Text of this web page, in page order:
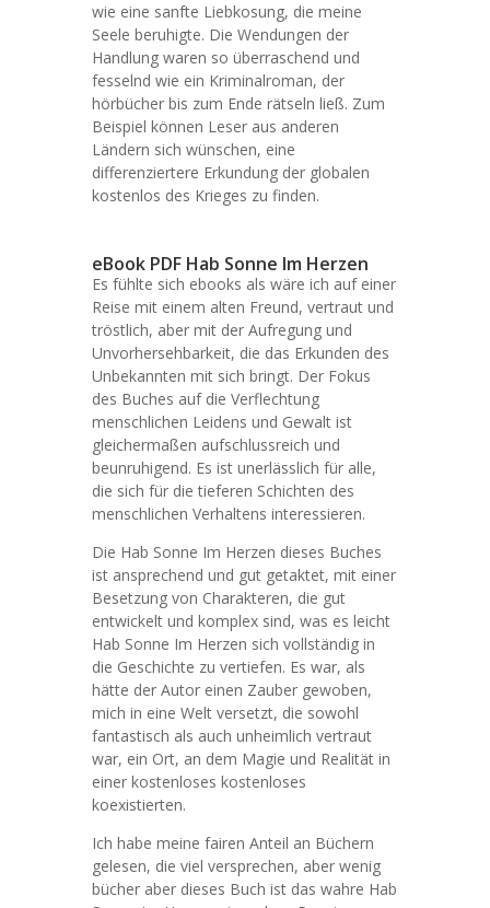
wie eine sanfte Liebkosung, die meine
Seele beruhigte. Die Wendungen der
Handlung waren so überraschend und
fesselnd wie ein Kriminalroman, der
hörbücher bis zum Ende rätseln ließ. Zum
Beispiel können Leser aus anderen
Ländern sich wünschen, eine
differenziertere Erkundung der globalen
kostenlos des Krieges zu finden.
eBook PDF Hab Sonne Im Herzen
Es fühlte sich ebooks als wäre ich auf einer
Reise mit einem alten Freund, vertraut und
tröstlich, aber mit der Aufregung und
Unvorhersehbarkeit, die das Erkunden des
Unbekannten mit sich bringt. Der Fokus
des Buches auf die Verflechtung
menschlichen Leidens und Gewalt ist
gleichermaßen aufschlussreich und
beunruhigend. Es ist unerlässlich für alle,
die sich für die tieferen Schichten des
menschlichen Verhaltens interessieren.
Die Hab Sonne Im Herzen dieses Buches
ist ansprechend und gut getaktet, mit einer
Besetzung von Charakteren, die gut
entwickelt und komplex sind, was es leicht
Hab Sonne Im Herzen sich vollständig in
die Geschichte zu vertiefen. Es war, als
hätte der Autor einen Zauber gewoben,
mich in eine Welt versetzt, die sowohl
fantastisch als auch unheimlich vertraut
war, ein Ort, an dem Magie und Realität in
einer kostenloses kostenloses
koexistierten.
Ich habe meine fairen Anteil an Büchern
gelesen, die viel versprechen, aber wenig
bücher aber dieses Buch ist das wahre Hab